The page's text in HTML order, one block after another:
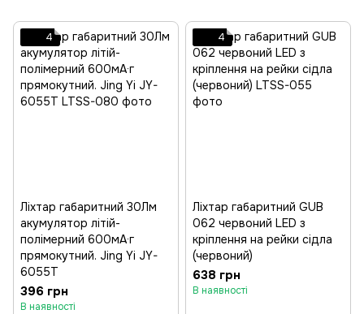
4
Ліхтар габаритний 30Лм
акумулятор літій-
полімерний 600мА·г
прямокутний. Jing Yi JY-
6055Т
396 грн
В наявності
4
Ліхтар габаритний GUB
062 червоний LED з
кріплення на рейки сідла
(червоний)
638 грн
В наявності